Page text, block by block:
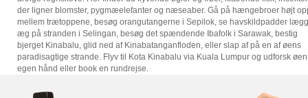
der ligner blomster, pygmæelefanter og næseaber. Gå på hængebroer højt
mellem trætoppene, besøg orangutangerne i Sepilok, se havskildpadder
æg på stranden i Selingan, besøg det spændende Ibafolk i Sarawak, bestig
bjerget Kinabalu, glid ned af Kinabatanganfloden, eller slap af på en af øens
paradisagtige strande. Flyv til Kota Kinabalu via Kuala Lumpur og udforsk
egen hånd eller book en rundrejse.